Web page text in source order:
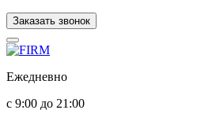
Заказать звонок
Ежедневно
с 9:00 до 21:00